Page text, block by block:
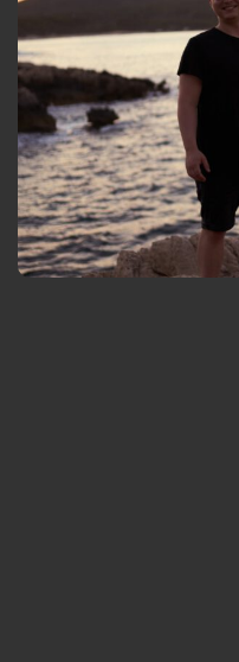
Gelernter
Schwerpunkt